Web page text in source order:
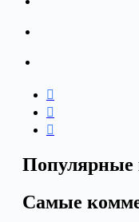
Популярные
Самые